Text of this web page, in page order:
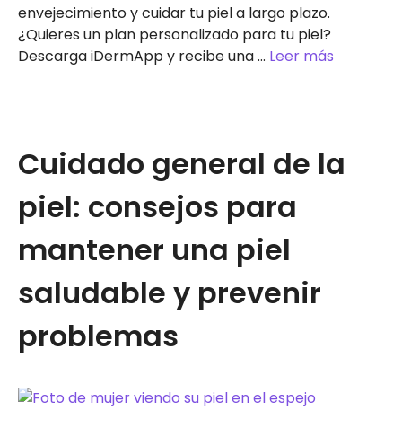
envejecimiento y cuidar tu piel a largo plazo.
¿Quieres un plan personalizado para tu piel?
Descarga iDermApp y recibe una … Leer más
Cuidado general de la
piel: consejos para
mantener una piel
saludable y prevenir
problemas